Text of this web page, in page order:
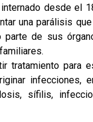
desde el
una parálisis
parte de sus
tratamiento para
infecciones,
sífilis,